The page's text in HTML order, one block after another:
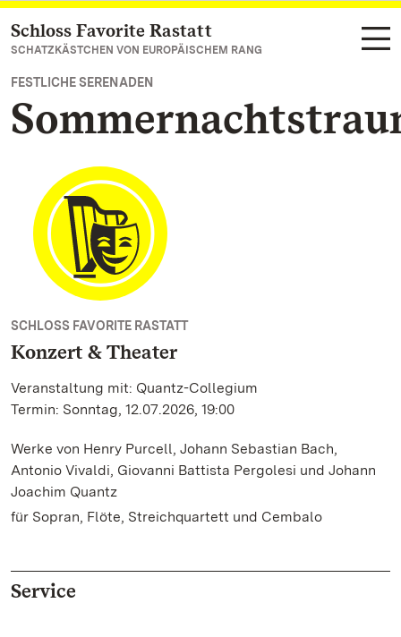
Zum Hauptinhalt springen
Schloss Favorite Rastatt
SCHATZKÄSTCHEN VON EUROPÄISCHEM RANG
FESTLICHE SERENADEN
SCHLOSS FAVORITE RASTATT
Konzert & Theater
Veranstaltung mit: Quantz-Collegium
Termin: Sonntag, 12.07.2026, 19:00
Werke von Henry Purcell, Johann Sebastian Bach,
Antonio Vivaldi, Giovanni Battista Pergolesi und Johann
Joachim Quantz
für Sopran, Flöte, Streichquartett und Cembalo
Service